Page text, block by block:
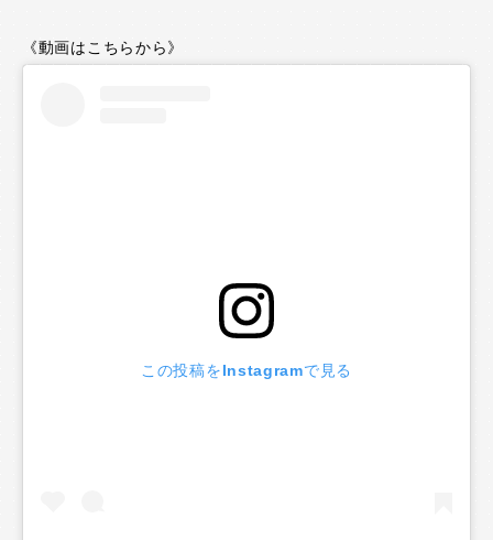
《動画はこちらから》
この投稿をInstagramで見る